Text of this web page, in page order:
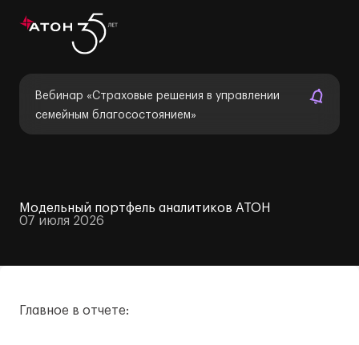
Вебинар «Страховые решения в управлении
семейным благосостоянием»
Модельный портфель аналитиков АТОН
07 июля 2026
Главное в отчете: